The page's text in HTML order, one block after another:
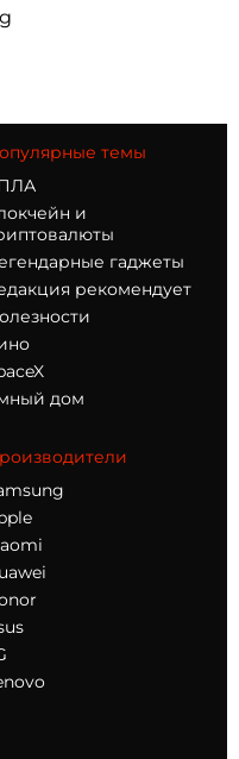
темы
и
гаджеты
рекомендует
дом